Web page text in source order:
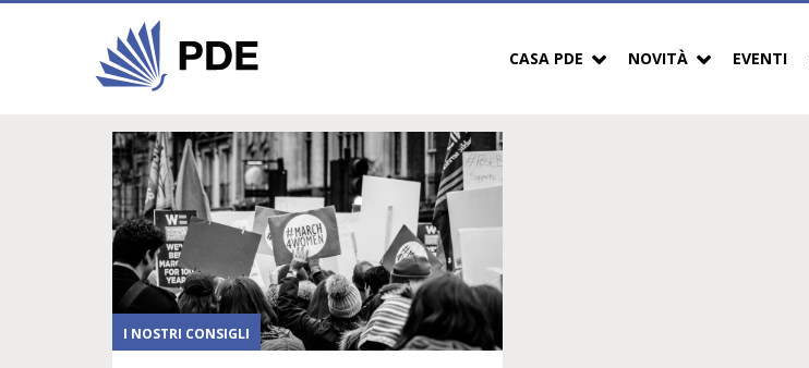
CASA PDE NOVITÀ EVENTI
I NOSTRI CONSIGLI